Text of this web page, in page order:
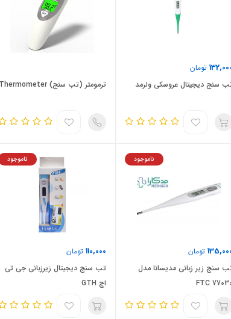
تومان
سنج دیجیتال عروسکی ولرمد
ترمومتر (تب سنج) Thermometer
تومان
ناموجود
سنج زیر زبانی مدیسانا مدل
FTC
110,000 تومان
ناموجود
تب سنج دیجیتال زیرزبانی جی تی
اچ GTH